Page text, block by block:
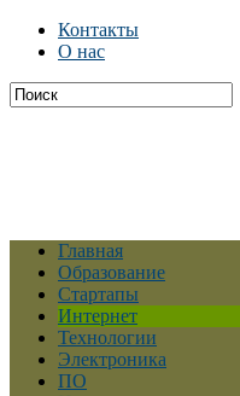
Контакты
О нас
Главная
Образование
Стартапы
Интернет
Технологии
Электроника
ПО